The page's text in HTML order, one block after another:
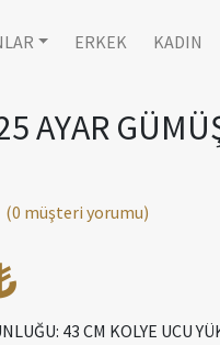
ERKEK KADIN
AYAR
(0 müşteri yorumu)
43 CM KOLYE UCU